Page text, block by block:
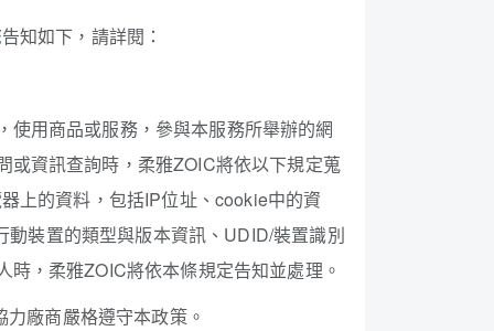
知如下，請詳閱：
用商品或服務，參與本服務所舉辦的網
或資訊查詢時，柔雅ZOIC將依以下規定蒐
上的資料，包括IP位址、cookie中的資
裝置的類型與版本資訊、UDID/裝置識別
，柔雅ZOIC將依本條規定告知並處理。
廠商嚴格遵守本政策。